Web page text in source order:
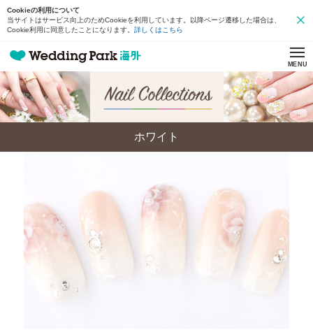
Cookieの利用について
当サイトはサービス向上のためCookieを利用しています。以降ページ遷移した場合は、
Cookie利用に同意したことになります。 詳しくはこちら
MENU
ホワイト